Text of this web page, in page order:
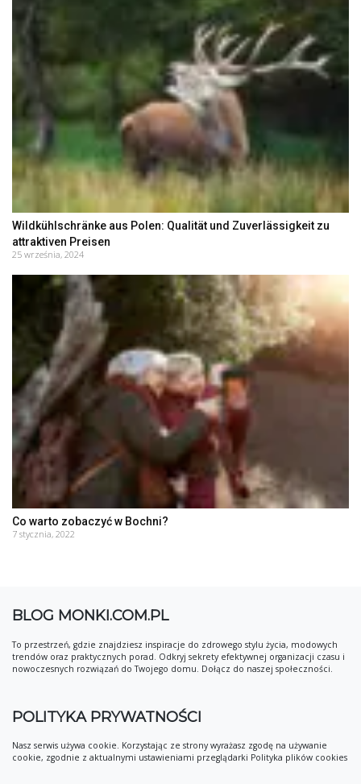
Wildkühlschränke aus Polen: Qualität und Zuverlässigkeit zu
attraktiven Preisen
25 września, 2024
Co warto zobaczyć w Bochni?
7 stycznia, 2022
BLOG MONKI.COM.PL
To przestrzeń, gdzie znajdziesz inspiracje do zdrowego stylu życia, modowych
trendów oraz praktycznych porad. Odkryj sekrety efektywnej organizacji czasu i
nowoczesnych rozwiązań do Twojego domu. Dołącz do naszej społeczności.
POLITYKA PRYWATNOŚCI
Nasz serwis używa cookie. Korzystając ze strony wyrażasz zgodę na używanie
cookie, zgodnie z aktualnymi ustawieniami przeglądarki Polityka plików cookies